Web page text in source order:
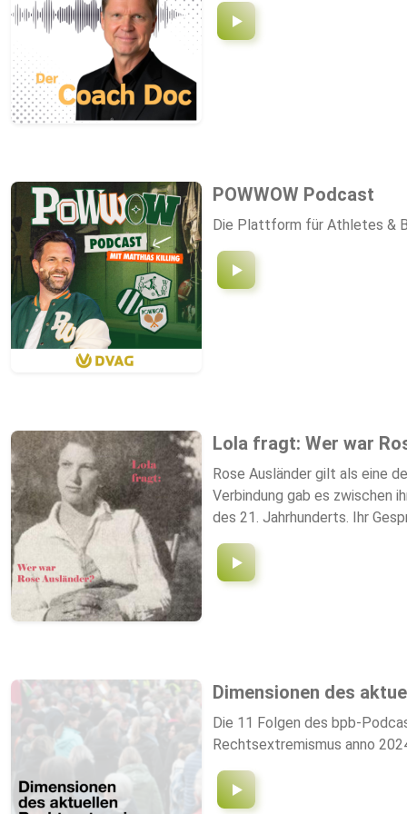
Martin Baltscheit als
Auftrag des
POWWOW Podcast
Die Plattform für Athletes &
Lola fragt: Wer war
Rose Ausländer gilt als eine
Verbindung gab es zwischen
des 21. Jahrhunderts. Ihr
war. In fünf Folgen gehen wir
versunkene kulturelle Vielfalt
als junge Osteuropäerin
gerade im Kontext von Exil
gelesen von: Rose Ausländer,
Stücken von Dora Pejačević,
SWR 2003 Regie: Gregor
Überlassung des
Dimensionen des
Die 11 Folgen des bpb-
Rechtsextremismus anno